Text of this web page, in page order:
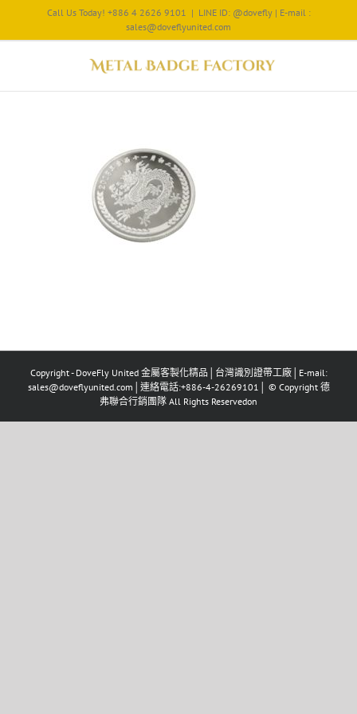
Call Us Today! +886 4 2626 9101 | LINE ID: @dovefly | E-mail :
sales@doveflyunited.com
Copyright - DoveFly United 金屬客製化精品│台灣識別證帶工廠│E-mail:
sales@doveflyunited.com│連絡電話:+886-4-26269101│ © Copyright 德
弗聯合行銷團隊 All Rights Reservedon